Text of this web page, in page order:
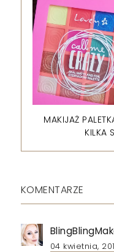
MAKIJAŻ
KILKA
KOMENTARZE
04 kwietnia,